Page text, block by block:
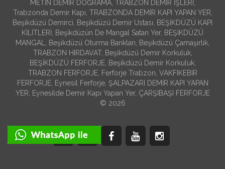
METİN DEMİR DOĞRAMA, TRABZON DEMİR İŞLERİ,
Trabzonda Demir Kapı, TRABZONDA DEMİR KAPI YAPAN YER,
Beşikdüzü Demirci, Beşikdüzü Demir Ustası, BEŞİKDÜZÜ KAPI
KİLİTLERİ, Beşikdüzün De Mangal Satan Yer, BEŞİKDÜZÜ
MANGAL, Beşikdüzü Oturma Bankları, Beşikdüzü Çamaşırlık,
TRABZON HIRDAVAT, Beşikdüzü Demir Korkuluk,
BEŞİKDÜZÜ FERFORJE, Beşikdüzü Demir Korkuluk,
TRABZON FERFORJE, Ferforje Trabzon, VAKFIKEBİR
FERFORJE, Eynesil Ferforje, ŞALPAZARI DEMİR KAPI YAPAN
YER, Eynesilde Demir Kapı Yapan Yer, ÇARŞIBAŞI FERFORJE
© 2026